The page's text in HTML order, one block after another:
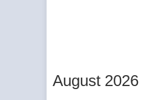
August 2026